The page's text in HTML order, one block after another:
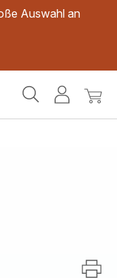
Auswahl an
Mein
Mein